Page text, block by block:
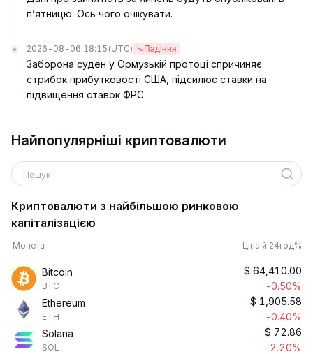
п’ятницю. Ось чого очікувати.
2026-08-06 18:15 (UTC) Падіння
Заборона суден у Ормузькій протоці спричиняє
стрибок прибутковості США, підсилює ставки на
підвищення ставок ФРС
Найпопулярніші криптовалюти
Пошук
Криптовалюти з найбільшою ринковою
капіталізацією
Монета Ціна й 24год%
Bitcoin
BTC
$ 64,410.00
-0.50%
Ethereum
ETH
$ 1,905.58
-0.40%
Solana
SOL
$ 72.86
-2.20%